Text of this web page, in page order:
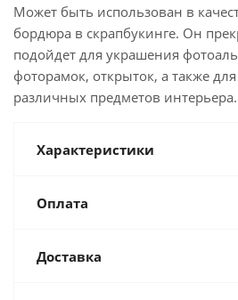
Может быть использован в
бордюра в скрапбукинге. Он
подойдет для украшения
фоторамок, открыток, а также
различных предметов интерьера.
Характеристики
Оплата
Доставка